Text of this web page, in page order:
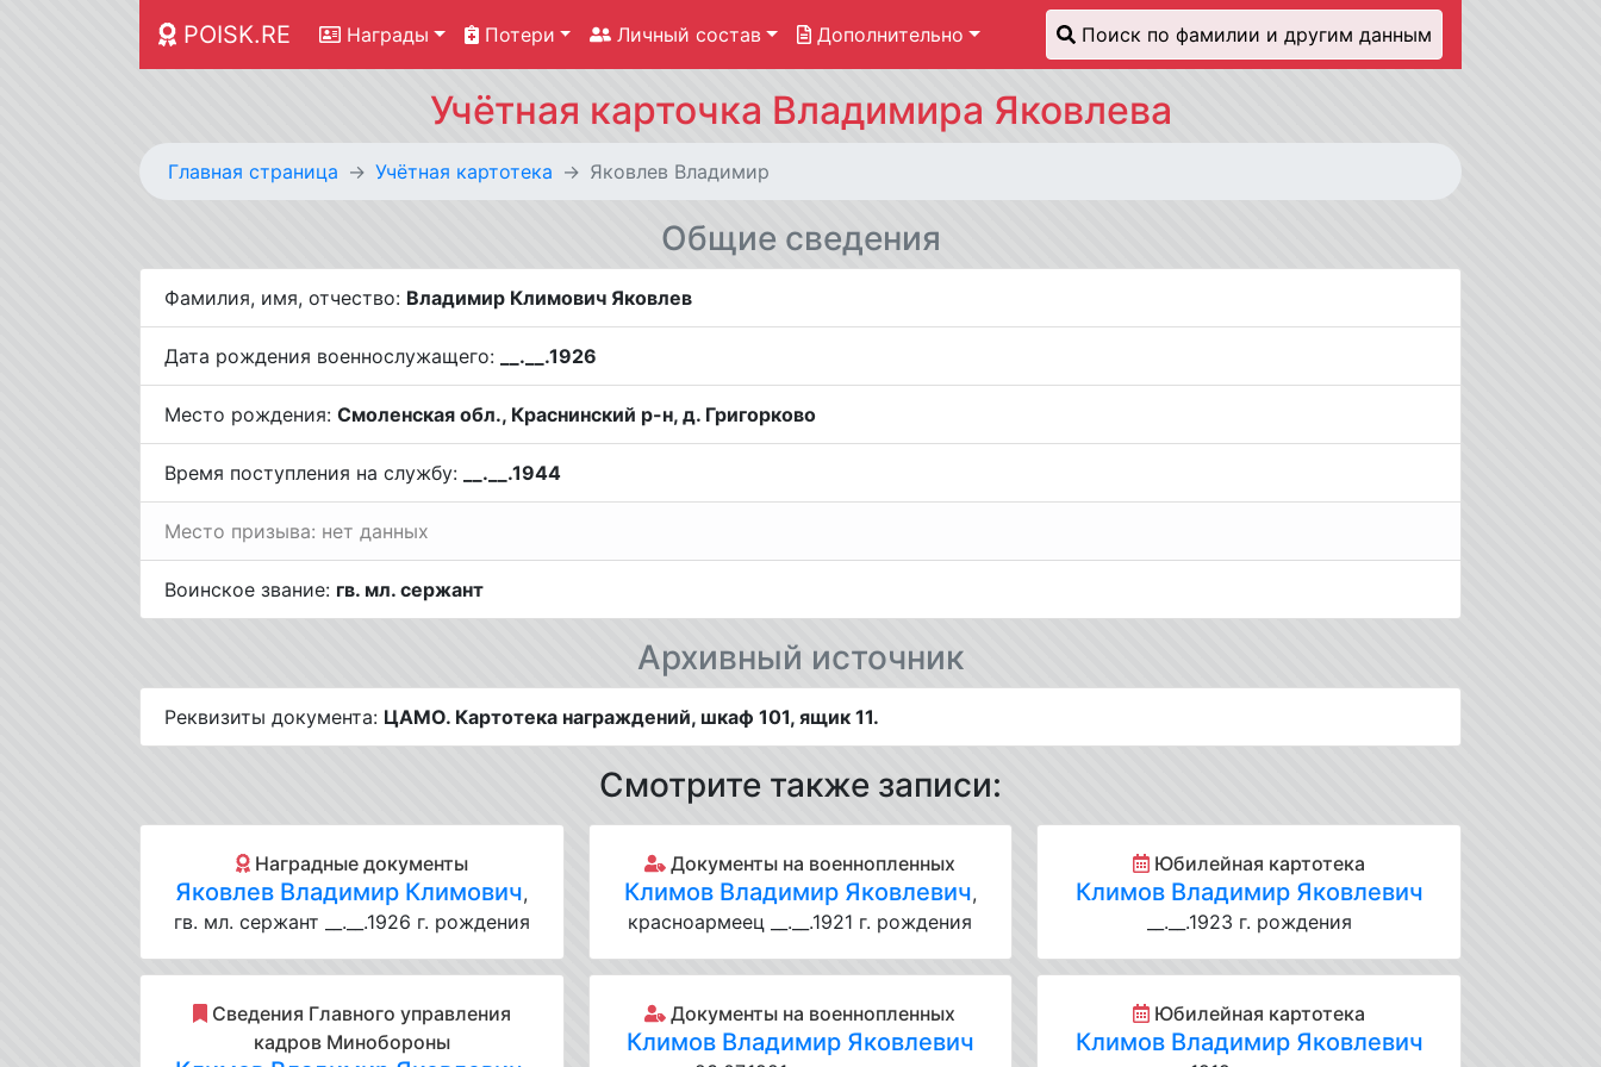
POISK.RE Награды Потери Личный состав Дополнительно Поиск по фамилии и другим данным
Учётная карточка Владимира Яковлева
Главная страница Учётная картотека Яковлев Владимир
Общие сведения
Фамилия, имя, отчество: Владимир Климович Яковлев
Дата рождения военнослужащего: __.__.1926
Место рождения: Смоленская обл., Краснинский р-н, д. Григорково
Время поступления на службу: __.__.1944
Место призыва: нет данных
Воинское звание: гв. мл. сержант
Архивный источник
Реквизиты документа: ЦАМО. Картотека награждений, шкаф 101, ящик 11.
Смотрите также записи:
Наградные документы
Яковлев Владимир Климович,
гв. мл. сержант __.__.1926 г. рождения
Cведения Главного управления
кадров Минобороны
Документы на военнопленных
Климов Владимир Яковлевич,
красноармеец __.__.1921 г. рождения
Документы на военнопленных
Климов Владимир Яковлевич
Юбилейная картотека
Климов Владимир Яковлевич
__.__.1923 г. рождения
Юбилейная картотека
Климов Владимир Яковлевич